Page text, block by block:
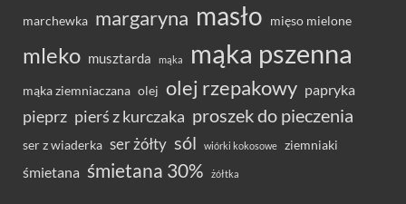
marchewka margaryna masło mięso mielone
mleko musztarda mąka mąka pszenna
mąka ziemniaczana olej olej rzepakowy papryka
pieprz pierś z kurczaka proszek do pieczenia
ser z wiaderka ser żółty sól wiórki kokosowe ziemniaki
śmietana śmietana 30% żółtka